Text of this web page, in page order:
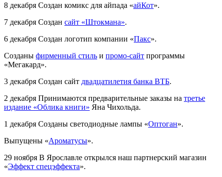
8 декабря Создан комикс для айпада «айКот».
7 декабря Создан сайт «Штокмана».
6 декабря Создан логотип компании «Пакс».
Созданы фирменный стиль и промо-сайт программы
«Мегакард».
3 декабря Создан сайт двадцатилетия банка ВТБ.
2 декабря Принимаются предварительные заказы на третье
издание «Облика книги» Яна Чихольда.
1 декабря Созданы светодиодные лампы «Оптоган».
Выпущены «Ароматусы».
29 ноября В Ярославле открылся наш партнерский магазин
«Эффект спецэффекта».